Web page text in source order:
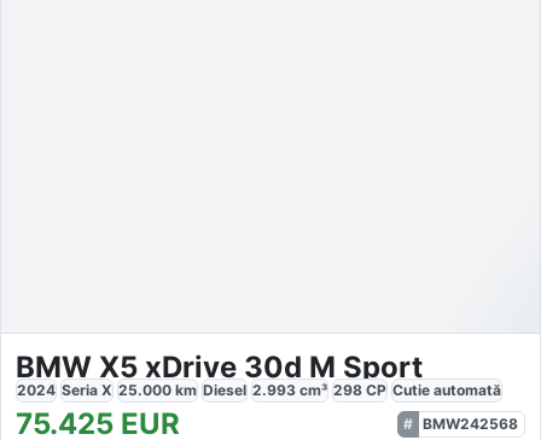
BMW X5 xDrive 30d M Sport
2024 Seria X 25.000 km Diesel 2.993 cm³ 298 CP Cutie automată
75.425 EUR BMW242568